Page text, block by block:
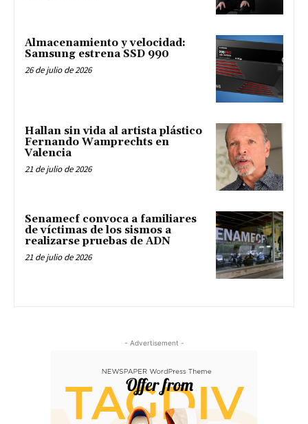
Almacenamiento y velocidad:
Samsung estrena SSD 990
26 de julio de 2026
Hallan sin vida al artista plástico
Fernando Wamprechts en
Valencia
21 de julio de 2026
Senamecf convoca a familiares
de víctimas de los sismos a
realizarse pruebas de ADN
21 de julio de 2026
- Advertisement -